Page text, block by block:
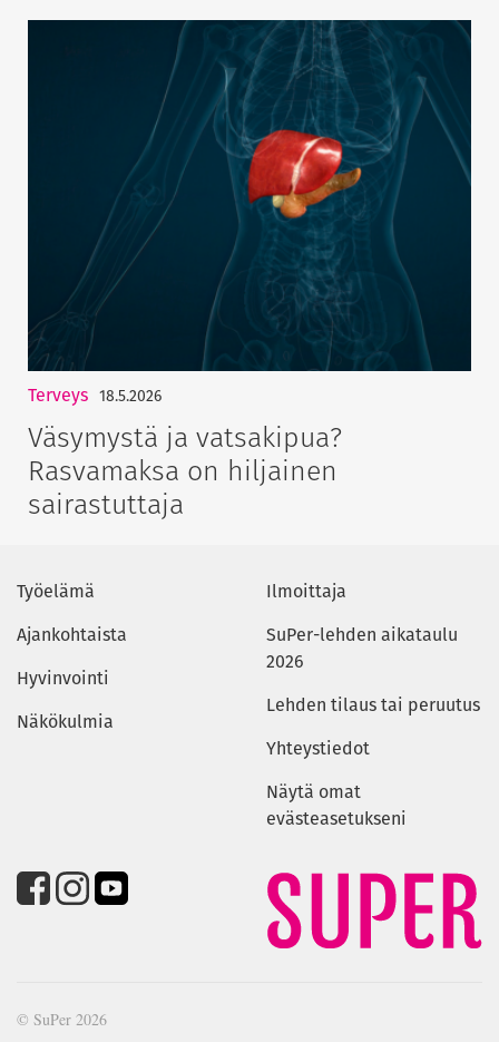
Terveys 18.5.2026
Väsymystä ja vatsakipua?
Rasvamaksa on hiljainen
sairastuttaja
Työelämä
Ajankohtaista
Hyvinvointi
Näkökulmia
Ilmoittaja
SuPer-lehden aikataulu
2026
Lehden tilaus tai peruutus
Yhteystiedot
Näytä omat
evästeasetukseni
© SuPer 2026